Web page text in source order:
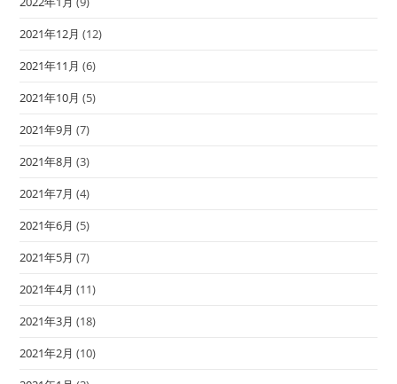
2021年12月 (12)
2021年11月 (6)
2021年10月 (5)
2021年9月 (7)
2021年8月 (3)
2021年7月 (4)
2021年6月 (5)
2021年5月 (7)
2021年4月 (11)
2021年3月 (18)
2021年2月 (10)